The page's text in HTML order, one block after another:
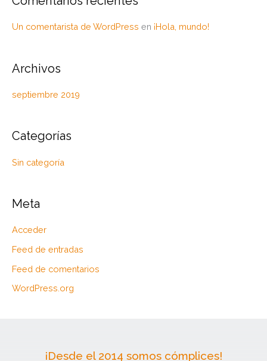
o
rUn comentarista de WordPress en ¡Hola, mundo!
Archivos
septiembre 2019
Categorías
Sin categoría
Meta
Acceder
Feed de entradas
Feed de comentarios
WordPress.org
¡Desde el 2014 somos cómplices!